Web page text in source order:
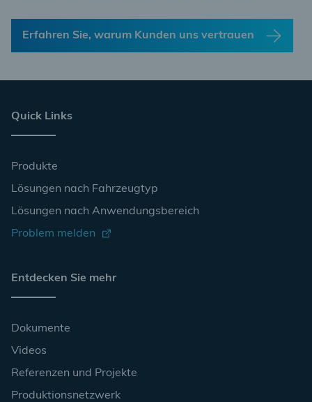
Erfahren Sie, warum Kunden uns vertrauen
Quick Links
Produkte
Lösungen nach Fahrzeugtyp
Lösungen nach Anwendungsbereich
Problem melden
Entdecken Sie mehr
Dokumente
Videos
Referenzen und Projekte
Produktionsnetzwerk